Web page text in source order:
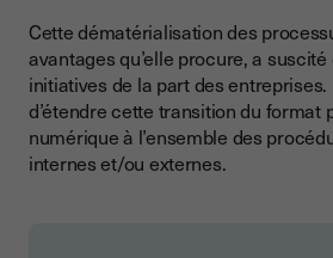
Cette dématérialisation des
avantages qu’elle procure, a
initiatives de la part des
d’étendre cette transition du format
numérique à l’ensemble des
internes et/ou externes.